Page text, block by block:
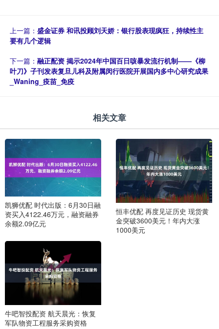
上一篇： 盛金证券 和讯投顾刘天娇：银行股表现疯狂，持续性主
要有几个逻辑
下一篇： 融正配资 揭示2024年中国百日咳暴发流行机制——《柳
叶刀》子刊发表复旦儿科及附属闵行医院开展国内多中心研究成果
_Waning_疫苗_免疫
相关文章
凯狮优配 时代出版：6月30日融
资买入4122.46万元，融资融券
余额2.09亿元
恒丰优配 再度见证历史 现货黄
金突破3600美元！年内大涨
1000美元
牛吧智投配资 航天晨光：恢复
军队物资工程服务采购资格